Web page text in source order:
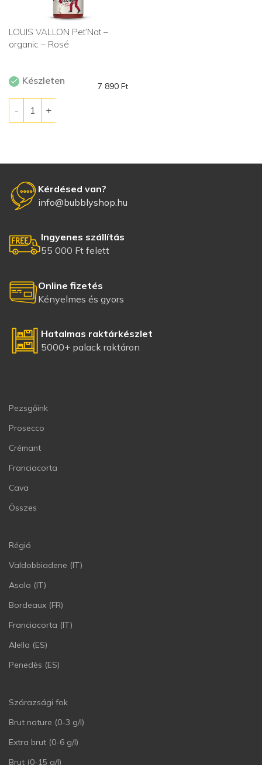
LOUIS VALLON Pet’Nat –
organic – Rosé
Készleten 7 890 Ft
Kérdésed van?
info@bubblyshop.hu
Ingyenes szállítás
55 000 Ft felett
Online fizetés
Kényelmes és gyors
Hatalmas raktárkészlet
5000+ palack raktáron
Pezsgőink
Prosecco
Crémant
Franciacorta
Cava
Összes
Régió
Valdobbiadene (IT)
Asolo (IT)
Bordeaux (FR)
Franciacorta (IT)
Alella (ES)
Penedès (ES)
Szárazsági fok
Brut nature (0-3 g/l)
Extra brut (0-6 g/l)
Brut (0-15 g/l)